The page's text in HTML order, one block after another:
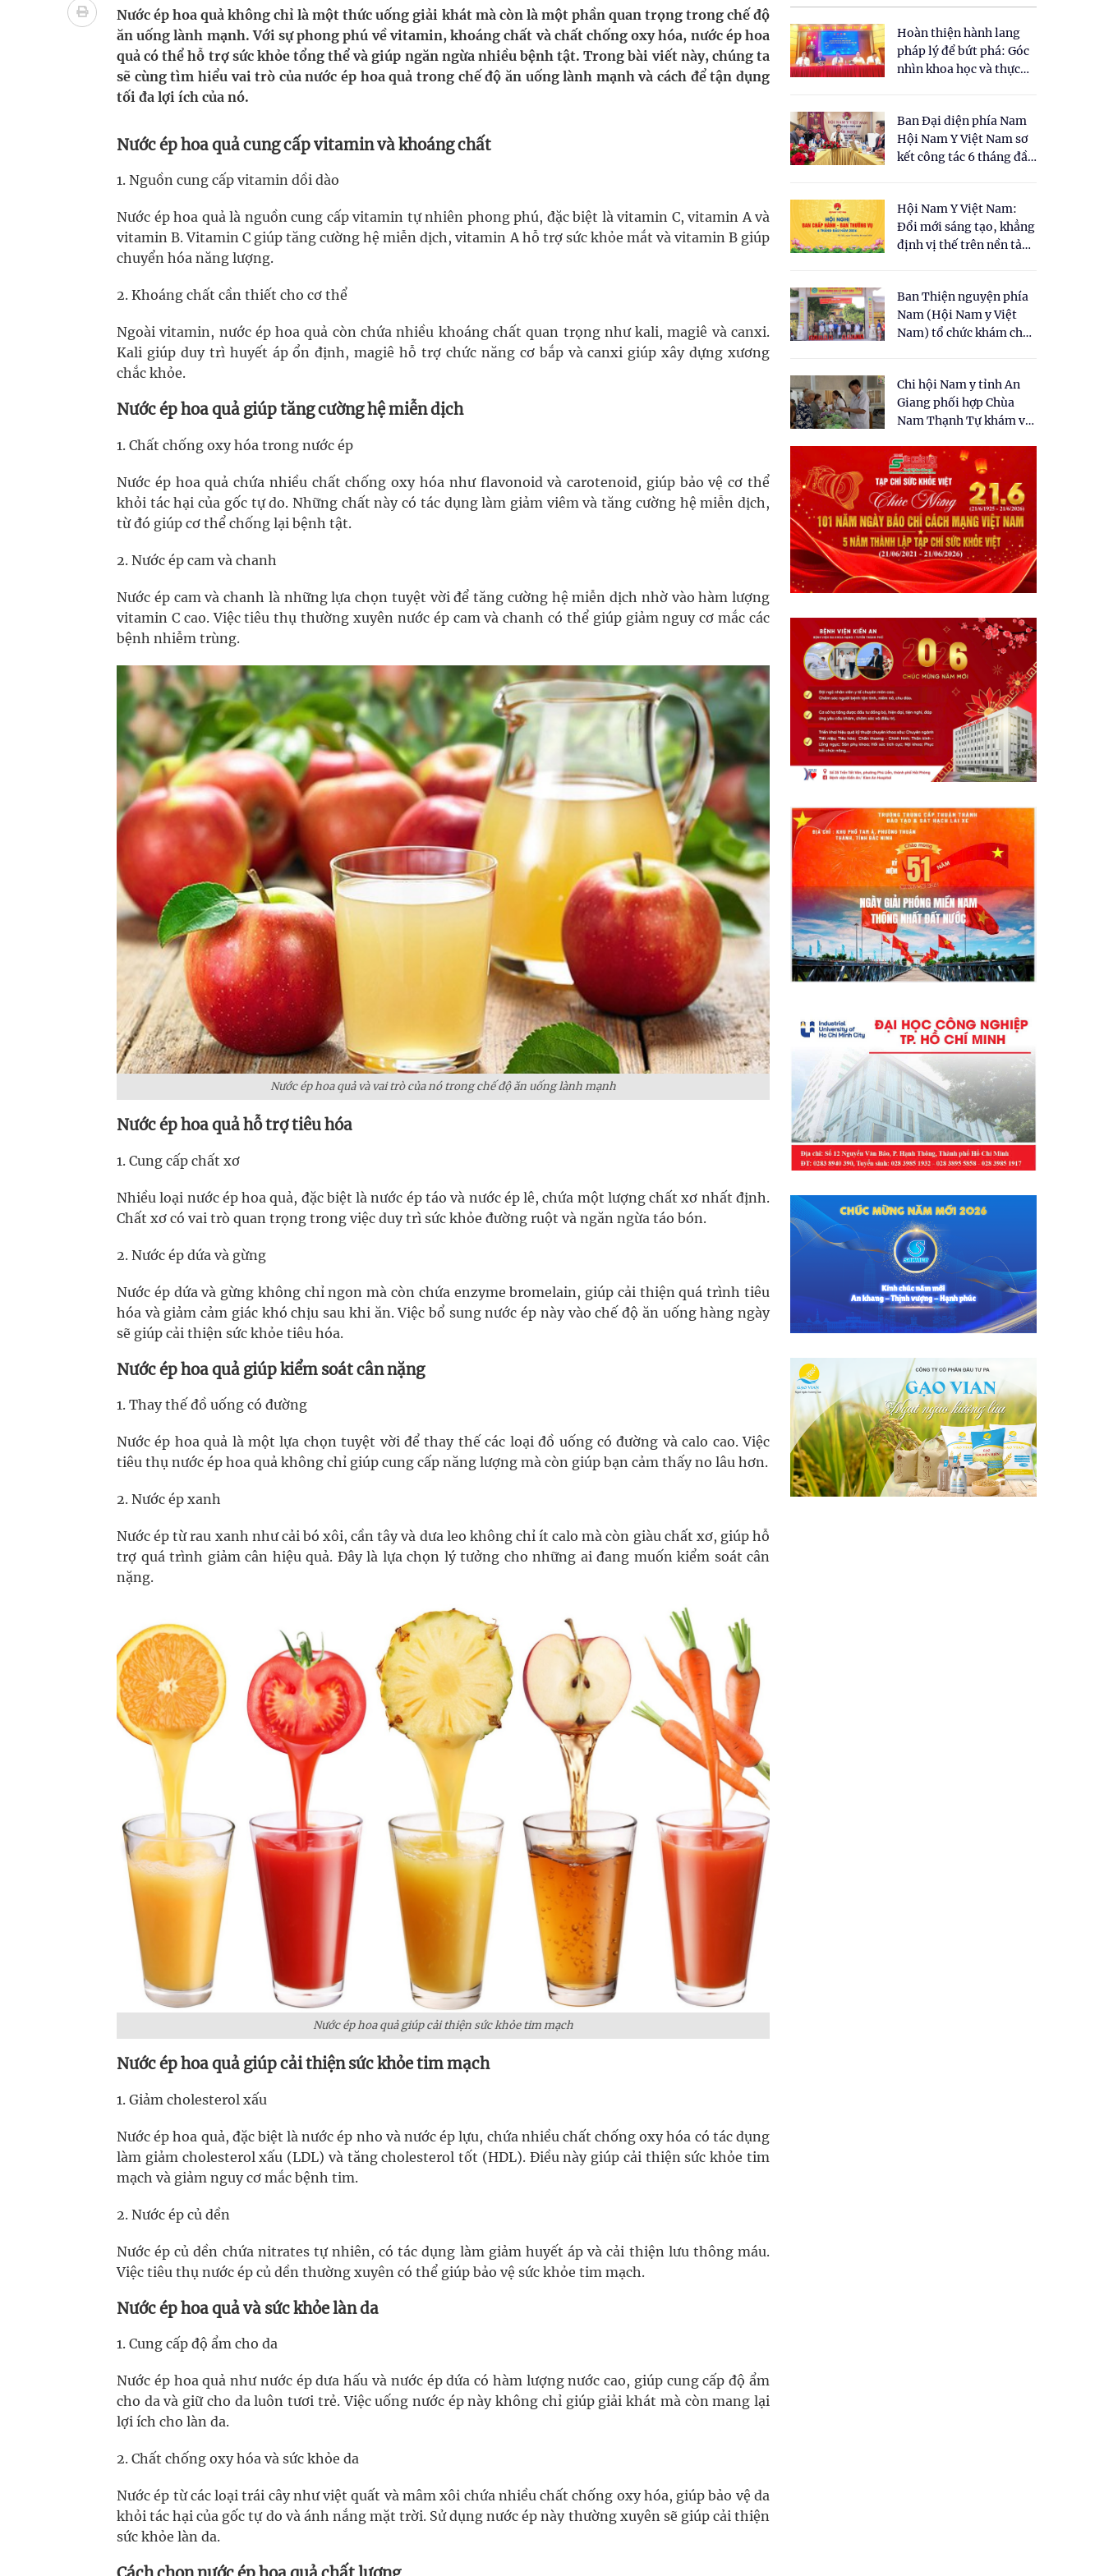
bảo vệ sức khỏe Nhân dân
Không chỉ cắt tóc, Đông Tây Barbershop dành nguồn lực cho môi trường và cộng đồng
Bệnh viện không được thu thêm tiền của người bệnh bảo hiểm y tế nếu không đăng ký khám theo yêu
Ung thư thận: Nguy hiểm vì tiến triển quá âm thầm
Vương Thành Công: Khi việc học bắt đầu từ trải nghiệm thực tế
Chấn chỉnh hoạt động kinh doanh dược liệu
Nước ép hoa quả không chỉ là một thức uống giải khát mà còn là một phần quan trọng trong chế độ
ăn uống lành mạnh. Với sự phong phú về vitamin, khoáng chất và chất chống oxy hóa, nước ép hoa
quả có thể hỗ trợ sức khỏe tổng thể và giúp ngăn ngừa nhiều bệnh tật. Trong bài viết này, chúng ta
sẽ cùng tìm hiểu vai trò của nước ép hoa quả trong chế độ ăn uống lành mạnh và cách để tận dụng
tối đa lợi ích của nó.
Nước ép hoa quả cung cấp vitamin và khoáng chất
1. Nguồn cung cấp vitamin dồi dào
Nước ép hoa quả là nguồn cung cấp vitamin tự nhiên phong phú, đặc biệt là vitamin C, vitamin A và
vitamin B. Vitamin C giúp tăng cường hệ miễn dịch, vitamin A hỗ trợ sức khỏe mắt và vitamin B giúp
chuyển hóa năng lượng.
2. Khoáng chất cần thiết cho cơ thể
Ngoài vitamin, nước ép hoa quả còn chứa nhiều khoáng chất quan trọng như kali, magiê và canxi.
Kali giúp duy trì huyết áp ổn định, magiê hỗ trợ chức năng cơ bắp và canxi giúp xây dựng xương
chắc khỏe.
Nước ép hoa quả giúp tăng cường hệ miễn dịch
1. Chất chống oxy hóa trong nước ép
Nước ép hoa quả chứa nhiều chất chống oxy hóa như flavonoid và carotenoid, giúp bảo vệ cơ thể
khỏi tác hại của gốc tự do. Những chất này có tác dụng làm giảm viêm và tăng cường hệ miễn dịch,
từ đó giúp cơ thể chống lại bệnh tật.
2. Nước ép cam và chanh
Nước ép cam và chanh là những lựa chọn tuyệt vời để tăng cường hệ miễn dịch nhờ vào hàm lượng
vitamin C cao. Việc tiêu thụ thường xuyên nước ép cam và chanh có thể giúp giảm nguy cơ mắc các
bệnh nhiễm trùng.
Nước ép hoa quả và vai trò của nó trong chế độ ăn uống lành mạnh
Nước ép hoa quả hỗ trợ tiêu hóa
1. Cung cấp chất xơ
Nhiều loại nước ép hoa quả, đặc biệt là nước ép táo và nước ép lê, chứa một lượng chất xơ nhất định.
Chất xơ có vai trò quan trọng trong việc duy trì sức khỏe đường ruột và ngăn ngừa táo bón.
2. Nước ép dứa và gừng
Nước ép dứa và gừng không chỉ ngon mà còn chứa enzyme bromelain, giúp cải thiện quá trình tiêu
hóa và giảm cảm giác khó chịu sau khi ăn. Việc bổ sung nước ép này vào chế độ ăn uống hàng ngày
sẽ giúp cải thiện sức khỏe tiêu hóa.
Nước ép hoa quả giúp kiểm soát cân nặng
1. Thay thế đồ uống có đường
Nước ép hoa quả là một lựa chọn tuyệt vời để thay thế các loại đồ uống có đường và calo cao. Việc
tiêu thụ nước ép hoa quả không chỉ giúp cung cấp năng lượng mà còn giúp bạn cảm thấy no lâu hơn.
2. Nước ép xanh
Nước ép từ rau xanh như cải bó xôi, cần tây và dưa leo không chỉ ít calo mà còn giàu chất xơ, giúp hỗ
trợ quá trình giảm cân hiệu quả. Đây là lựa chọn lý tưởng cho những ai đang muốn kiểm soát cân
nặng.
Nước ép hoa quả giúp cải thiện sức khỏe tim mạch
Nước ép hoa quả giúp cải thiện sức khỏe tim mạch
1. Giảm cholesterol xấu
Nước ép hoa quả, đặc biệt là nước ép nho và nước ép lựu, chứa nhiều chất chống oxy hóa có tác dụng
làm giảm cholesterol xấu (LDL) và tăng cholesterol tốt (HDL). Điều này giúp cải thiện sức khỏe tim
mạch và giảm nguy cơ mắc bệnh tim.
2. Nước ép củ dền
Nước ép củ dền chứa nitrates tự nhiên, có tác dụng làm giảm huyết áp và cải thiện lưu thông máu.
Việc tiêu thụ nước ép củ dền thường xuyên có thể giúp bảo vệ sức khỏe tim mạch.
Nước ép hoa quả và sức khỏe làn da
1. Cung cấp độ ẩm cho da
Nước ép hoa quả như nước ép dưa hấu và nước ép dứa có hàm lượng nước cao, giúp cung cấp độ ẩm
cho da và giữ cho da luôn tươi trẻ. Việc uống nước ép này không chỉ giúp giải khát mà còn mang lại
lợi ích cho làn da.
2. Chất chống oxy hóa và sức khỏe da
Nước ép từ các loại trái cây như việt quất và mâm xôi chứa nhiều chất chống oxy hóa, giúp bảo vệ da
khỏi tác hại của gốc tự do và ánh nắng mặt trời. Sử dụng nước ép này thường xuyên sẽ giúp cải thiện
sức khỏe làn da.
Hoàn thiện hành lang
pháp lý để bứt phá: Góc
nhìn khoa học và thực
cho Luật Y dược cổ
truyền Việt Nam"
Ban Đại diện phía Nam
Hội Nam Y Việt Nam sơ
kết công tác 6 tháng đầu
Hội Nam Y Việt Nam:
Đổi mới sáng tạo, khẳng
định vị thế trên nền tảng
Ban Thiện nguyện phía
Nam (Hội Nam y Việt
Nam) tổ chức khám chữa
dân tại xã Tân Tập
Chi hội Nam y tỉnh An
Giang phối hợp Chùa
Nam Thạnh Tự khám và
nhân dân